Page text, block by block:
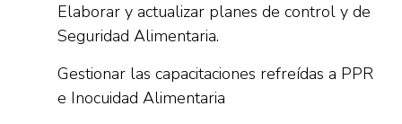
Elaborar y actualizar planes de control y de
Seguridad Alimentaria.
Gestionar las capacitaciones refreídas a PPR
e Inocuidad Alimentaria